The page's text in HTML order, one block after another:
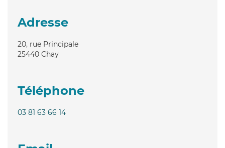
Adresse
20, rue Principale
25440 Chay
Téléphone
03 81 63 66 14